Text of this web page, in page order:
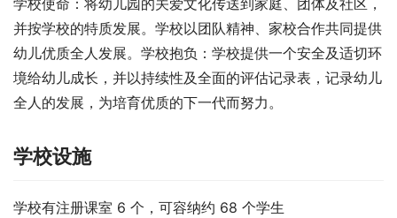
学校使命：将幼儿园的关爱文化传送到家庭、团体及社区，
并按学校的特质发展。学校以团队精神、家校合作共同提供
幼儿优质全人发展。学校抱负：学校提供一个安全及适切环
境给幼儿成长，并以持续性及全面的评估记录表，记录幼儿
全人的发展，为培育优质的下一代而努力。
学校设施
学校有注册课室 6 个，可容纳约 68 个学生